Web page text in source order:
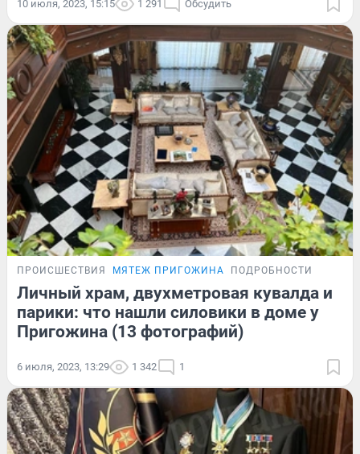
10 июля, 2023, 15:15 1 291 Обсудить
ПРОИСШЕСТВИЯ МЯТЕЖ ПРИГОЖИНА ПОДРОБНОСТИ
Личный храм, двухметровая кувалда и
парики: что нашли силовики в доме у
Пригожина (13 фотографий)
6 июля, 2023, 13:29 1 342 1